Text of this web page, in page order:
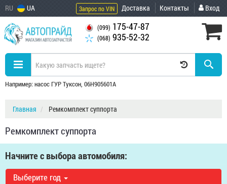
RU UA Запрос по VIN Доставка Контакты Вход
(099) 175-47-87
(068) 935-52-32
Например: насос ГУР Туксон, 06H905601A
Главная Ремкомплект суппорта
Ремкомплект суппорта
Начните с выбора автомобиля:
Выберите год